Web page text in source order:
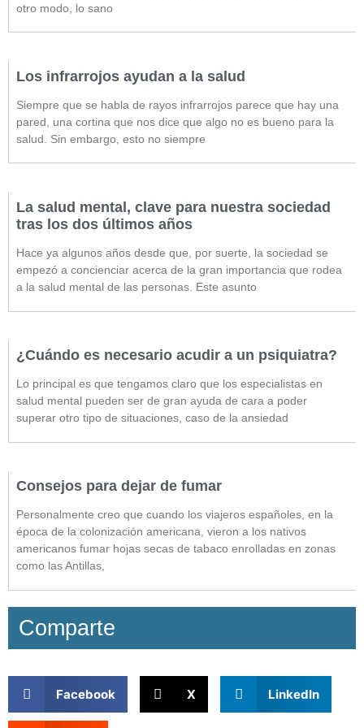
otro modo, lo sano
Los infrarrojos ayudan a la salud
Siempre que se habla de rayos infrarrojos parece que hay una
pared, una cortina que nos dice que algo no es bueno para la
salud. Sin embargo, esto no siempre
La salud mental, clave para nuestra sociedad
tras los dos últimos años
Hace ya algunos años desde que, por suerte, la sociedad se
empezó a concienciar acerca de la gran importancia que rodea
a la salud mental de las personas. Este asunto
¿Cuándo es necesario acudir a un psiquiatra?
Lo principal es que tengamos claro que los especialistas en
salud mental pueden ser de gran ayuda de cara a poder
superar otro tipo de situaciones, caso de la ansiedad
Consejos para dejar de fumar
Personalmente creo que cuando los viajeros españoles, en la
época de la colonización americana, vieron a los nativos
americanos fumar hojas secas de tabaco enrolladas en zonas
como las Antillas,
Comparte
Facebook X LinkedIn